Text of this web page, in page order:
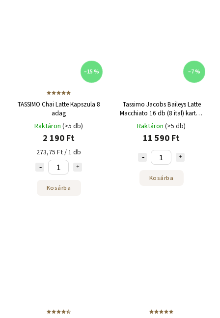
–15 %
TASSIMO Chai Latte Kapszula 8
adag
Raktáron (>5 db)
2 190 Ft
273,75 Ft / 1 db
Kosárba
–7 %
Tassimo Jacobs Baileys Latte
Macchiato 16 db (8 ital) karton
5 csomag
Raktáron (>5 db)
11 590 Ft
Kosárba